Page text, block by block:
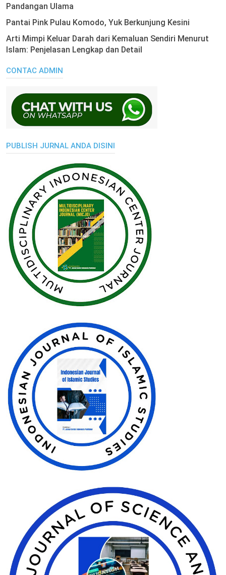
Pandangan Ulama
Pantai Pink Pulau Komodo, Yuk Berkunjung Kesini
Arti Mimpi Keluar Darah dari Kemaluan Sendiri Menurut
Islam: Penjelasan Lengkap dan Detail
CONTAC ADMIN
PUBLISH JURNAL ANDA DISINI